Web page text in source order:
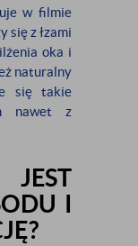
w filmie
się z łzami
oka i
naturalny
się takie
nawet z
I